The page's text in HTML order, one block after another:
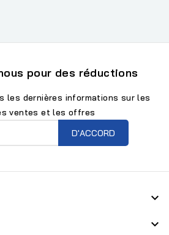
pour des réductions
les dernières informations sur les
ventes et les offres

